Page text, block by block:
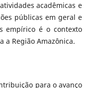
acadêmicas e
públicas em geral e
empírico é o contexto
a Região Amazônica.
para o avanço